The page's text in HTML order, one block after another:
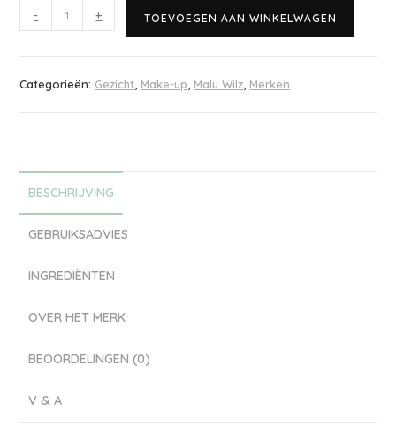
- + TOEVOEGEN AAN WINKELWAGEN
Categorieën: Gezicht Make-up Malu Wilz Merken
BESCHRIJVING
GEBRUIKSADVIES
INGREDIËNTEN
OVER HET MERK
BEOORDELINGEN (0)
V & A